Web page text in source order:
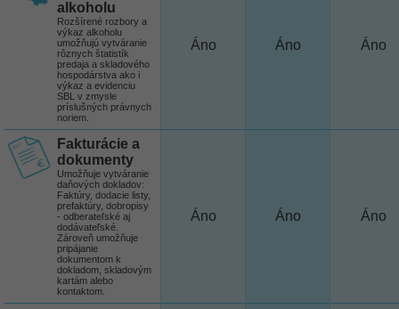
alkoholu
Rozšírené rozbory a
výkaz alkoholu
umožňujú vytváranie
rôznych štatistík
predaja a skladového
hospodárstva ako i
výkaz a evidenciu
SBL v zmysle
príslušných právnych
noriem.
Áno Áno Áno
Fakturácie a
dokumenty
Umožňuje vytváranie
daňových dokladov:
Faktúry, dodacie listy,
prefaktúry, dobropisy
- odberateľské aj
dodávateľské.
Zároveň umožňuje
pripájanie
dokumentom k
dokladom, skladovým
kartám alebo
kontaktom.
Áno Áno Áno